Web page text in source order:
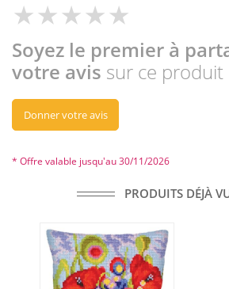
Soyez le premier à
votre avis sur ce produit
Donner votre avis
* Offre valable jusqu'au 30/11/2026
PRODUITS DÉJÀ